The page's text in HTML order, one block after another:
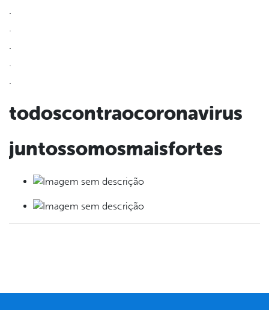
.
.
.
.
.
todoscontraocoronavirus
juntossomosmaisfortes